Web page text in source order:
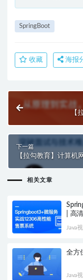
SpringBoot
收藏 海报
【
下一篇
【拉勾教育】计算机
相关文章
| 高
Java
全方
Java